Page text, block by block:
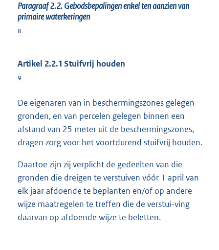
Paragraaf 2.2. Gebodsbepalingen enkel ten aanzien van
primaire waterkeringen
8
Artikel 2.2.1 Stuifvrij houden
9
De eigenaren van in beschermingszones gelegen
gronden, en van percelen gelegen binnen een
afstand van 25 meter uit de beschermingszones,
dragen zorg voor het voortdurend stuifvrij houden.
Daartoe zijn zij verplicht de gedeelten van die
gronden die dreigen te verstuiven vóór 1 april van
elk jaar afdoende te beplanten en/of op andere
wijze maatregelen te treffen die de verstui-ving
daarvan op afdoende wijze te beletten.